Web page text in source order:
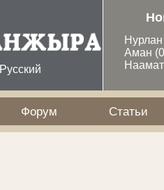
Русский
Аман
Форум Статьи